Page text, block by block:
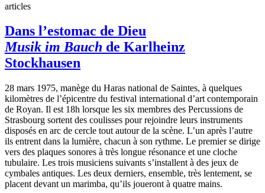
articles
Dans l’estomac de Dieu
Musik im Bauch de Karlheinz
Stockhausen
28 mars 1975, manège du Haras national de Saintes, à quelques
kilomètres de l’épicentre du festival international d’art contemporain
de Royan. Il est 18h lorsque les six membres des Percussions de
Strasbourg sortent des coulisses pour rejoindre leurs instruments
disposés en arc de cercle tout autour de la scène. L’un après l’autre
ils entrent dans la lumière, chacun à son rythme. Le premier se dirige
vers des plaques sonores à très longue résonance et une cloche
tubulaire. Les trois musiciens suivants s’installent à des jeux de
cymbales antiques. Les deux derniers, ensemble, très lentement, se
placent devant un marimba, qu’ils joueront à quatre mains.